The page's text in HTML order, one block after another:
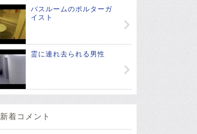
バスルームのポルターガ
イスト
霊に連れ去られる男性
新着コメント